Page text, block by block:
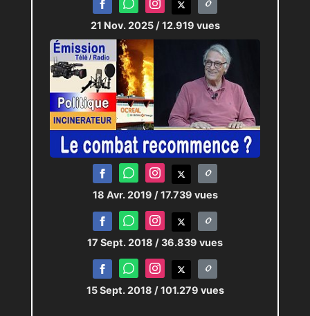
21 Nov. 2025 / 12.919 vues
18 Avr. 2019 / 17.739 vues
17 Sept. 2018 / 36.839 vues
15 Sept. 2018 / 101.279 vues